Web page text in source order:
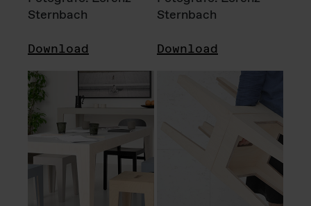
Sternbach
Download
Sternbach
Download